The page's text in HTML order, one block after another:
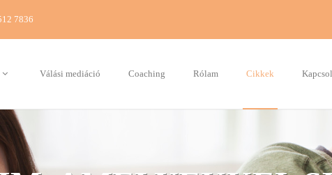
7836
Válási mediáció Coaching Rólam Cikkek